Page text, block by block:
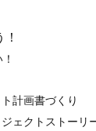
計画書づくり
ェクトストーリ